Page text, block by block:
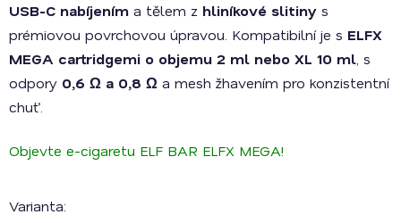
USB-C nabíjením a tělem z hliníkové slitiny s
prémiovou povrchovou úpravou. Kompatibilní je s ELFX
MEGA cartridgemi o objemu 2 ml nebo XL 10 ml , s
odpory 0,6 Ω a 0,8 Ω a mesh žhavením pro konzistentní
chuť.
Objevte e-cigaretu ELF BAR ELFX MEGA!
Varianta: